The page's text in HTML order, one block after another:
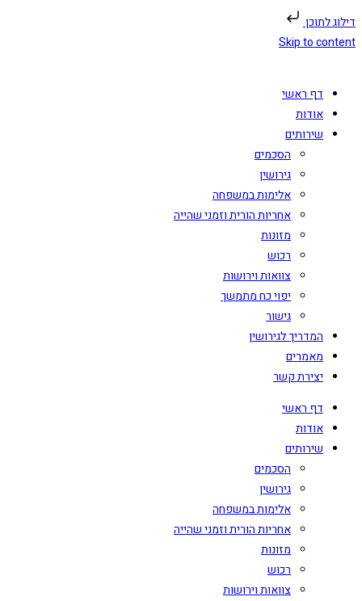
דילוג לתוכן
Skip to content
דף ראשי
אודות
שירותים
הסכמים
גירושין
אלימות במשפחה
אחריות הורית וזמני שהייה
מזונות
רכוש
צוואות וירושות
יפוי כח מתמשך
גישור
המדריך לגירושין
מאמרים
יצירת קשר
דף ראשי
אודות
שירותים
הסכמים
גירושין
אלימות במשפחה
אחריות הורית וזמני שהייה
מזונות
רכוש
צוואות וירושות